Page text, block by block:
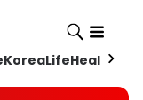
KoreaLifeHealth